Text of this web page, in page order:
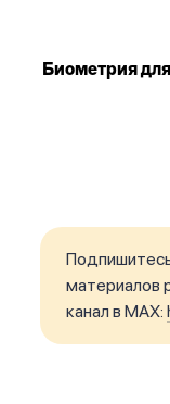
Биометрия
материалов
канал в MAX: